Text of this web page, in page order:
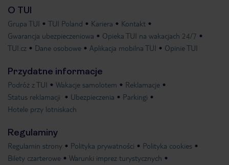
O TUI
Grupa TUI TUI Poland Kariera
Kontakt
Gwarancja ubezpieczeniowa
Opieka TUI na wakacjach 24/7
TUI.cz
Dane osobowe Aplikacja mobilna TUI Opinie TUI
Przydatne informacje
Podróż z TUI Wakacje samolotem
Reklamacje
Status reklamacji
Ubezpieczenia
Parkingi
Hotele przy lotniskach
Regulaminy
Regulamin strony Polityka prywatności
Polityka cookies
Bilety czarterowe
Warunki imprez turystycznych